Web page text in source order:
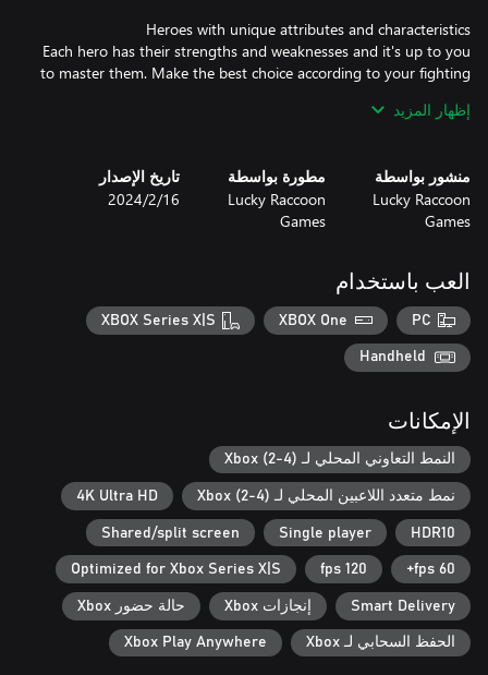
Each hero has their strengths and weaknesses and it's up to you
to master them. Make the best choice according to your fighting
have a challenge to face, from angry skeletons, to earthquakes
Despite the really simple mechanics that anyone can play, it is
necessary to have a strategy to survive enemy attacks and also
the obstacles and challenges of each arena. Be smart and always
have a strategy in mind, as the game can change at any
Nothing like laughing at someone's face, right? All Mayhem
Heroes game modes (versus or co-op) support 1-4 players.
إظهار المزيد
منشور بواسطة
Lucky Raccoon
Games
مطورة بواسطة
Lucky Raccoon
Games
تاريخ الإصدار
16‏/2‏/2024
العب باستخدام
PC
XBOX One
XBOX Series X|S
Handheld
الإمكانات
النمط التعاوني المحلي لـ Xbox (2-4)
نمط متعدد اللاعبين المحلي لـ Xbox (2-4) 4K Ultra HD
HDR10
Single player
Shared/split screen
60 fps+
120 fps
Optimized for Xbox Series X|S
Smart Delivery إنجازات Xbox حالة حضور Xbox
الحفظ السحابي لـ Xbox Xbox Play Anywhere